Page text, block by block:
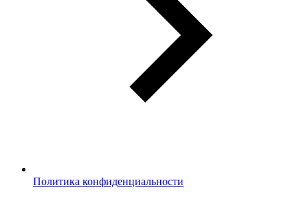
Политика конфиденциальности